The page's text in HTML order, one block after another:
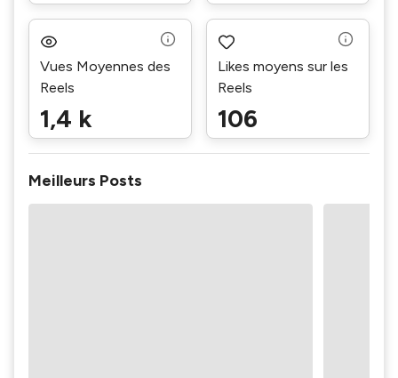
Vues Moyennes des
Reels
1,4 k
Likes moyens sur les
Reels
106
Meilleurs Posts